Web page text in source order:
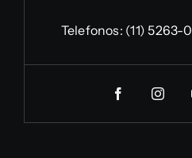
Telefonos: (11)